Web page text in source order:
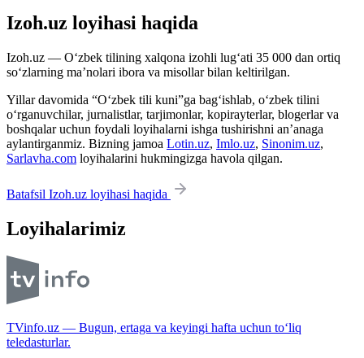
Izoh.uz loyihasi haqida
Izoh.uz — O‘zbek tilining xalqona izohli lug‘ati 35 000 dan ortiq
so‘zlarning ma’nolari ibora va misollar bilan keltirilgan.
Yillar davomida “O‘zbek tili kuni”ga bag‘ishlab, o‘zbek tilini
o‘rganuvchilar, jurnalistlar, tarjimonlar, kopirayterlar, blogerlar va
boshqalar uchun foydali loyihalarni ishga tushirishni an’anaga
aylantirganmiz. Bizning jamoa Lotin.uz, Imlo.uz, Sinonim.uz,
Sarlavha.com loyihalarini hukmingizga havola qilgan.
Batafsil Izoh.uz loyihasi haqida
Loyihalarimiz
TVinfo.uz — Bugun, ertaga va keyingi hafta uchun to‘liq
teledasturlar.